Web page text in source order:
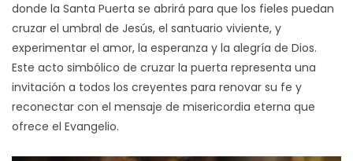
donde la Santa Puerta se abrirá para que los fieles puedan
cruzar el umbral de Jesús, el santuario viviente, y
experimentar el amor, la esperanza y la alegría de Dios.
Este acto simbólico de cruzar la puerta representa una
invitación a todos los creyentes para renovar su fe y
reconectar con el mensaje de misericordia eterna que
ofrece el Evangelio.